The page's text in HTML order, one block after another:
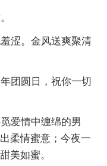
涩。金风送爽聚清
团圆日，祝你一切
爱情中缠绵的男
柔情蜜意；今夜一
美如蜜。